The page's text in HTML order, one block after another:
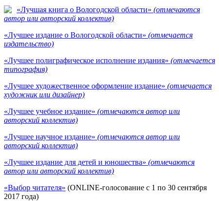
«Лучшая книга о Вологодской области» (отмечаются
автор или авторский коллектив)
«Лучшее издание о Вологодской области» (отмечается
издательство)
«Лучшее полиграфическое исполнение издания» (отмечается
типография)
«Лучшее художественное оформление издание» (отмечается
художник или дизайнер)
«Лучшее учебное издание» (отмечаются автор или
авторский коллектив)
«Лучшее научное издание» (отмечаются автор или
авторский коллектив)
«Лучшее издание для детей и юношества» (отмечаются
автор или авторский коллектив)
«Выбор читателя» (ONLINE-голосование с 1 по 30 сентября
2017 года)